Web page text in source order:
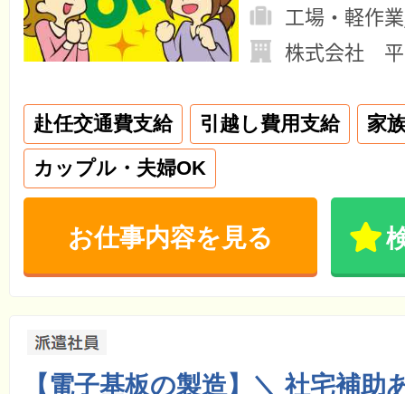
工場・軽作
株式会社
赴任交通費支給 引越し費用支給
家
カップル・夫婦OK
お仕事内容を見る
【電子基板の製造】＼ 社宅補助